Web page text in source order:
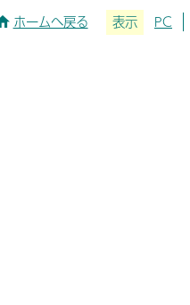
ホームへ戻る 表示 PC